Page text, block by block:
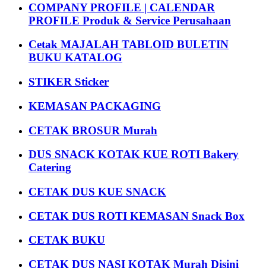
COMPANY PROFILE | CALENDAR
PROFILE Produk & Service Perusahaan
Cetak MAJALAH TABLOID BULETIN
BUKU KATALOG
STIKER Sticker
KEMASAN PACKAGING
CETAK BROSUR Murah
DUS SNACK KOTAK KUE ROTI Bakery
Catering
CETAK DUS KUE SNACK
CETAK DUS ROTI KEMASAN Snack Box
CETAK BUKU
CETAK DUS NASI KOTAK Murah Disini